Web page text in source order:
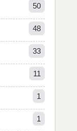
50
48
33
11
1
1